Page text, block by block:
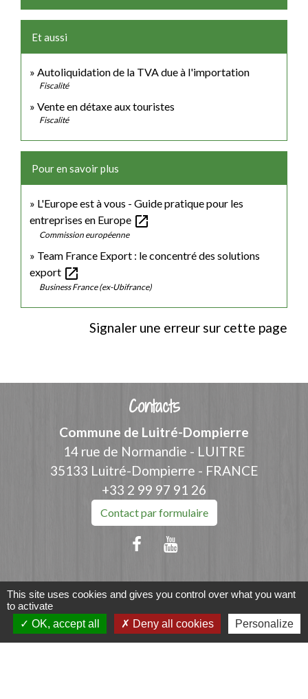
Et aussi
Autoliquidation de la TVA due à l'importation
Fiscalité
Vente en détaxe aux touristes
Fiscalité
Pour en savoir plus
L'Europe est à vous - Guide pratique pour les
entreprises en Europe open_in_new
Commission européenne
Team France Export : le concentré des solutions
export open_in_new
Business France (ex-Ubifrance)
Signaler une erreur sur cette page
Contacts
Commune de Luitré-Dompierre
14 rue de Normandie - LUITRE
35133 Luitré-Dompierre - FRANCE
+33 2 99 97 91 26
Contact par formulaire
Liens
Fougères Agglomération
Service Public
This site uses cookies and gives you control over what you want
to activate
OK, accept all
Deny all cookies Personalize